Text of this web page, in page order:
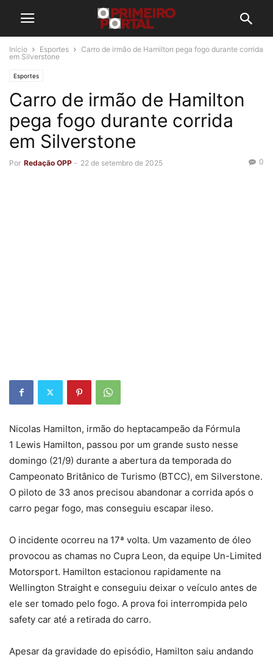
Início Esportes
Carro de irmão de Hamilton pega fogo durante corrida
em Silverstone
Esportes
Carro de irmão de Hamilton
pega fogo durante corrida
em Silverstone
Por Redação OPP - 22 de setembro de 2025 0
Nicolas Hamilton, irmão do heptacampeão da Fórmula
1 Lewis Hamilton, passou por um grande susto nesse
domingo (21/9) durante a abertura da temporada do
Campeonato Britânico de Turismo (BTCC), em Silverstone.
O piloto de 33 anos precisou abandonar a corrida após o
carro pegar fogo, mas conseguiu escapar ileso.
O incidente ocorreu na 17ª volta. Um vazamento de óleo
provocou as chamas no Cupra Leon, da equipe Un-Limited
Motorsport. Hamilton estacionou rapidamente na
Wellington Straight e conseguiu deixar o veículo antes de
ele ser tomado pelo fogo. A prova foi interrompida pelo
safety car até a retirada do carro.
Apesar da gravidade do episódio, Hamilton saiu andando